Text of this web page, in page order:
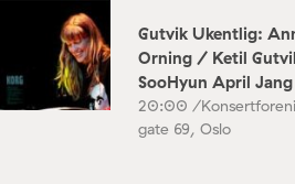
Gutvik Ukentlig:
Orning / Ketil
SooHyun April Jang
20:00 /
gate 69, Oslo